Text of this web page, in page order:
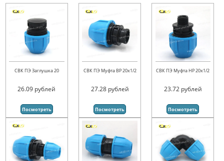
СВК ПЭ Заглушка 20
26.09 рублей
Посмотреть
СВК ПЭ Муфта ВР 20х1/2
27.28 рублей
Посмотреть
СВК ПЭ Муфта НР 20х1/2
23.72 рублей
Посмотреть